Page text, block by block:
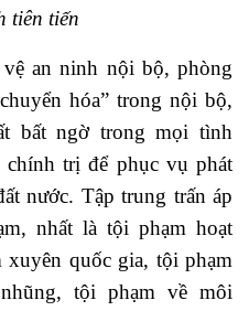
tiên tiến
an ninh nội bộ, phòng
hóa” trong nội bộ,
bất ngờ trong mọi tình
trị để phục vụ phát
nước. Tập trung trấn áp
nhất là tội phạm hoạt
quốc gia, tội phạm
tội phạm về môi